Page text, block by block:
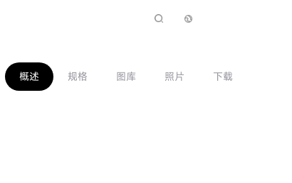
概述 规格 图库 照片 下载